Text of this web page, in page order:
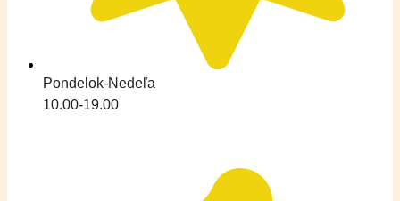
Pondelok-Nedeľa
10.00-19.00